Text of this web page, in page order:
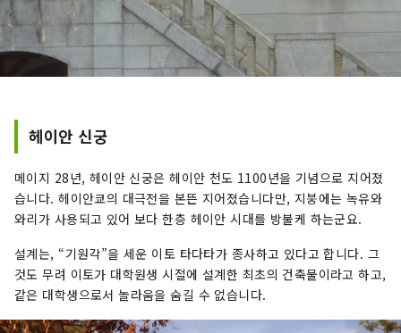
헤이안 신궁
메이지 28년, 헤이안 신궁은 헤이안 천도 1100년을 기념으로 지어졌
습니다. 헤이안쿄의 대극전을 본뜬 지어졌습니다만, 지붕에는 녹유와
와리가 사용되고 있어 보다 한층 헤이안 시대를 방불케 하는군요.
설계는, “기원각”을 세운 이토 타다타가 종사하고 있다고 합니다. 그
것도 무려 이토가 대학원생 시절에 설계한 최초의 건축물이라고 하고,
같은 대학생으로서 놀라움을 숨길 수 없습니다.